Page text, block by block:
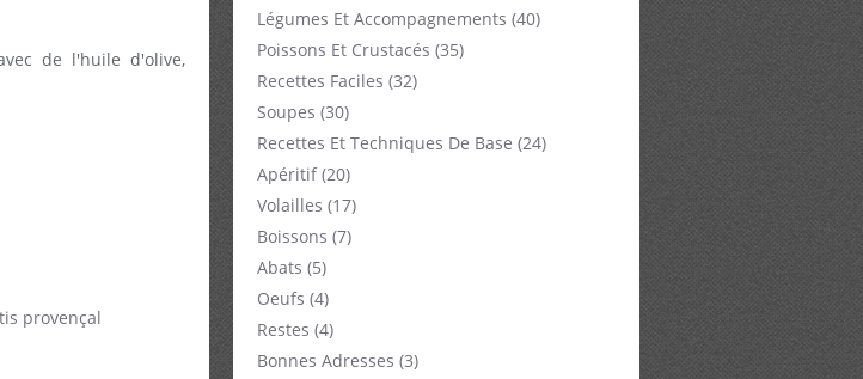
de l'huile d'olive,
Légumes Et Accompagnements (40)
Poissons Et Crustacés (35)
Recettes Faciles (32)
Soupes (30)
Recettes Et Techniques De Base (24)
Apéritif(20)
Volailles (17)
Boissons (7)
Abats (5)
Oeufs (4)
Restes (4)
Bonnes Adresses (3)